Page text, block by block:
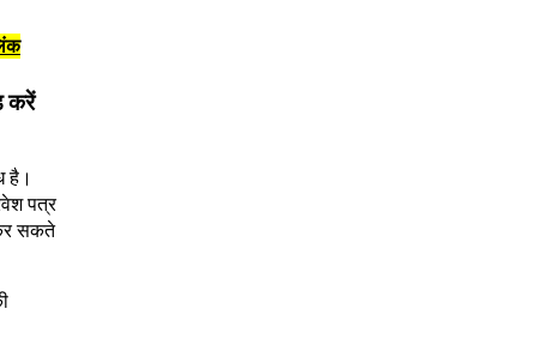
करें
है।
पत्र
सकते